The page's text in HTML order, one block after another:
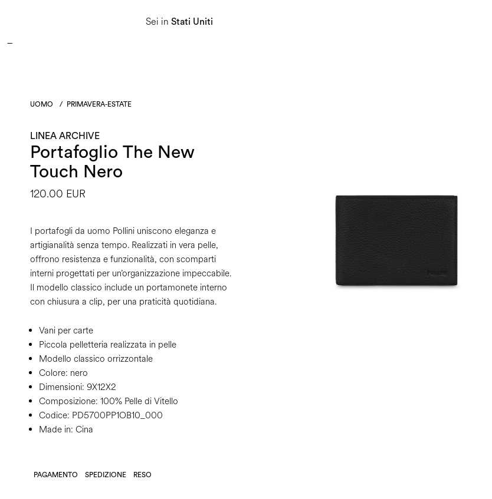
Sei in Stati Uniti
APPROFITTA DEI SALDI E SCOPRI LA NUOVA COLLEZIONE AUTUNNO/INVERNO 2026. Dall'8 al 16 agosto il Servizio Clienti non sarà
UOMO / PRIMAVERA-ESTATE
LINEA ARCHIVE
Portafoglio The New
Touch Nero
120.00 EUR
I portafogli da uomo Pollini uniscono eleganza e
artigianalità senza tempo. Realizzati in vera pelle,
offrono resistenza e funzionalità, con scomparti
interni progettati per un’organizzazione impeccabile.
Il modello classico include un portamonete interno
con chiusura a clip, per una praticità quotidiana.
Vani per carte
Piccola pelletteria realizzata in pelle
Modello classico orrizzontale
Colore: nero
Dimensioni: 9X12X2
Composizione: 100% Pelle di Vitello
Codice: PD5700PP1OB10_000
Made in: Cina
PAGAMENTO SPEDIZIONE RESO